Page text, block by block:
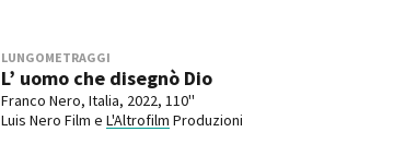
LUNGOMETRAGGI
L’ uomo che disegnò Dio
Franco Nero, Italia, 2022, 110''
Luis Nero Film e L'Altrofilm Produzioni